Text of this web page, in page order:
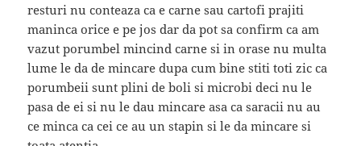
resturi nu conteaza ca e carne sau cartofi prajiti
maninca orice e pe jos dar da pot sa confirm ca am
vazut porumbel mincind carne si in orase nu multa
lume le da de mincare dupa cum bine stiti toti zic ca
porumbeii sunt plini de boli si microbi deci nu le
pasa de ei si nu le dau mincare asa ca saracii nu au
ce minca ca cei ce au un stapin si le da mincare si